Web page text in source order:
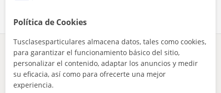
¿Hay algún error en este perfil?Cuéntanos
Tus clases particulares A domicilio
Gipuzkoa
he sido alumna de particulares, ahora me toca a mi ser el ap...
Política de Cookies
Tusclasesparticulares almacena datos, tales como cookies,
para garantizar el funcionamiento básico del sitio,
personalizar el contenido, adaptar los anuncios y medir
su eficacia, así como para ofrecerte una mejor
experiencia.